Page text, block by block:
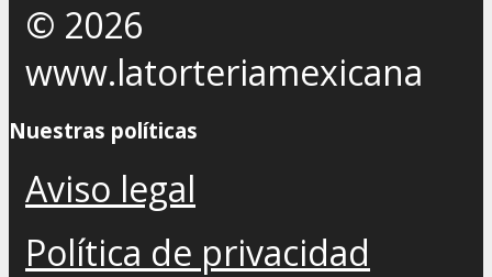
© 2026
www.latorteriamexicana
Nuestras políticas
Aviso legal
Política de privacidad